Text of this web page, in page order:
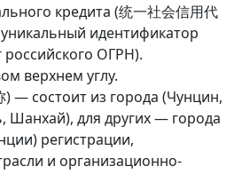
кредита (统一社会信用代
идентификатор
ОГРН).
верхнем углу.
) — состоит из города (Чунцин,
Шанхай), для других — города
регистрации,
и организационно-